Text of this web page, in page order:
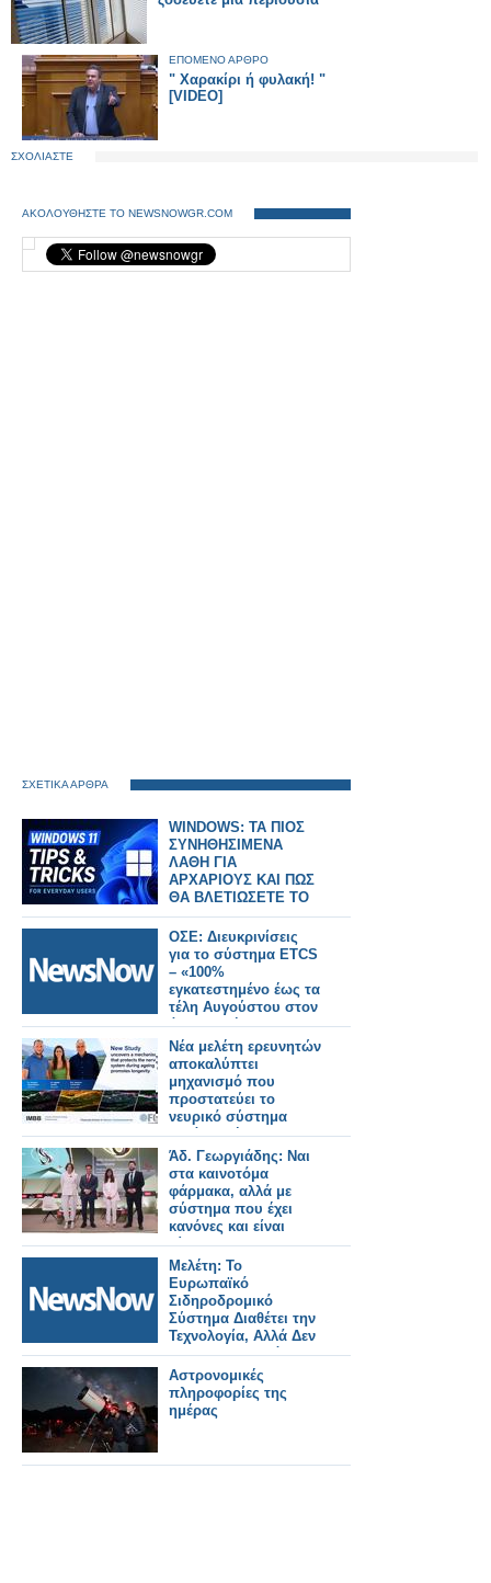
ΕΠΟΜΕΝΟ ΑΡΘΡΟ
" Χαρακίρι ή φυλακή! "
[VIDEO]
ΣΧΟΛΙΑΣΤΕ
ΑΚΟΛΟΥΘΗΣΤΕ ΤΟ NEWSNOWGR.COM
ΣΧΕΤΙΚΑ ΑΡΘΡΑ
WINDOWS: ΤΑ ΠΙΟΣ
ΣΥΝΗΘΗΣΙΜΕΝΑ
ΛΑΘΗ ΓΙΑ
ΑΡΧΑΡΙΟΥΣ ΚΑΙ ΠΩΣ
ΘΑ ΒΛΕΤΙΩΣΕΤΕ ΤΟ
ΣΥΣΤΗΜΑ ΣΑΣ
ΟΣΕ: Διευκρινίσεις
για το σύστημα ETCS
– «100%
εγκατεστημένο έως τα
τέλη Αυγούστου στον
άξονα Αθήνα –
Θεσσαλονίκη».
Νέα μελέτη ερευνητών
αποκαλύπτει
μηχανισμό που
προστατεύει το
νευρικό σύστημα
κατά τη γήρανση και
προάγει τη μακροζωία
Άδ. Γεωργιάδης: Ναι
στα καινοτόμα
φάρμακα, αλλά με
σύστημα που έχει
κανόνες και είναι
δίκαιο
Μελέτη: Το
Ευρωπαϊκό
Σιδηροδρομικό
Σύστημα Διαθέτει την
Τεχνολογία, Αλλά Δεν
Έχει Χρηματοδότηση
Και Συντονισμό.
Αστρονομικές
πληροφορίες της
ημέρας